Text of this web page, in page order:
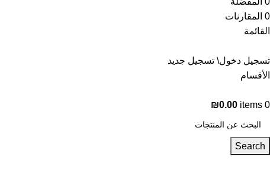
0 المقارنات
القائمة
تسجيل دخول\ تسجيل جديد
الأقسام
0
items
₪0.00
Search